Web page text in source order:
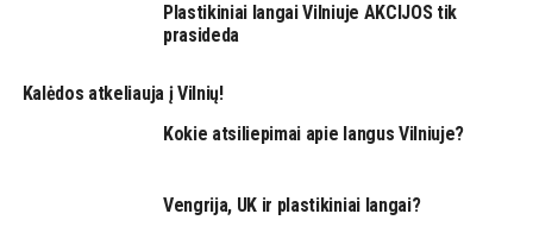
Plastikiniai langai Vilniuje AKCIJOS tik
prasideda
Kalėdos atkeliauja į Vilnių!
Kokie atsiliepimai apie langus Vilniuje?
Vengrija, UK ir plastikiniai langai?